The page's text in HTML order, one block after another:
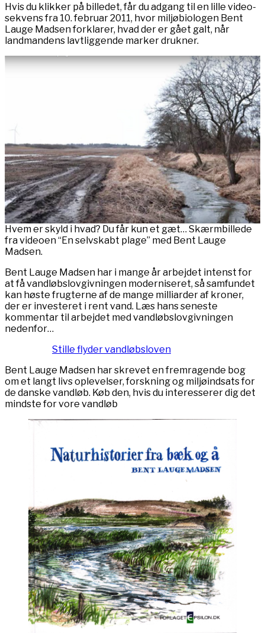
Hvis du klikker på billedet, får du adgang til en lille video-
sekvens fra 10. februar 2011, hvor miljøbiologen Bent
Lauge Madsen forklarer, hvad der er gået galt, når
landmandens lavtliggende marker drukner.
Hvem er skyld i hvad? Du får kun et gæt… Skærmbillede
fra videoen “En selvskabt plage” med Bent Lauge
Madsen.
Bent Lauge Madsen har i mange år arbejdet intenst for
at få vandløbslovgivningen moderniseret, så samfundet
kan høste frugterne af de mange milliarder af kroner,
der er investeret i rent vand. Læs hans seneste
kommentar til arbejdet med vandløbslovgivningen
nedenfor…
Stille flyder vandløbsloven
Bent Lauge Madsen har skrevet en fremragende bog
om et langt livs oplevelser, forskning og miljøindsats for
de danske vandløb. Køb den, hvis du interesserer dig det
mindste for vore vandløb